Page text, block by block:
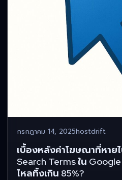
กรกฎาคม 14, 2025hostdrift
เบื้องหลังค่าโฆษณาที่หายไ
Search Terms ใน
ไหลทิ้งเกิน 85%?